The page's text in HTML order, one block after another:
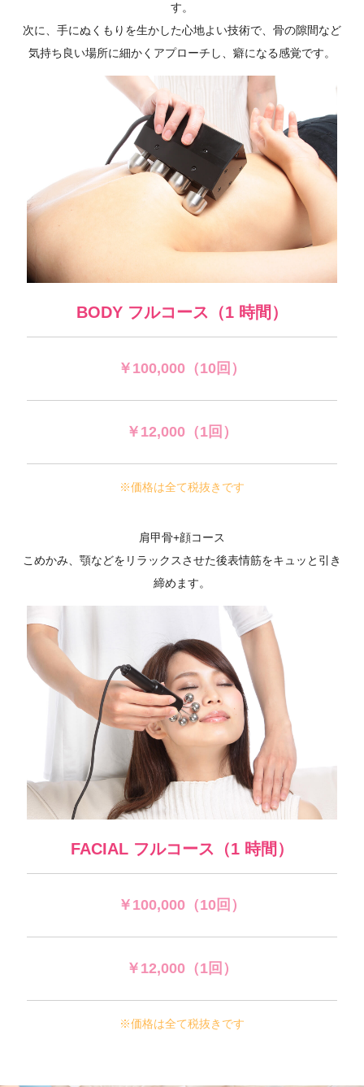
す。
次に、手にぬくもりを生かした心地よい技術で、骨の隙間など
気持ち良い場所に細かくアプローチし、癖になる感覚です。
BODY フルコース（1 時間）
￥100,000（10回）
￥12,000（1回）
※価格は全て税抜きです
肩甲骨+顔コース
こめかみ、顎などをリラックスさせた後表情筋をキュッと引き
締めます。
FACIAL フルコース（1 時間）
￥100,000（10回）
￥12,000（1回）
※価格は全て税抜きです